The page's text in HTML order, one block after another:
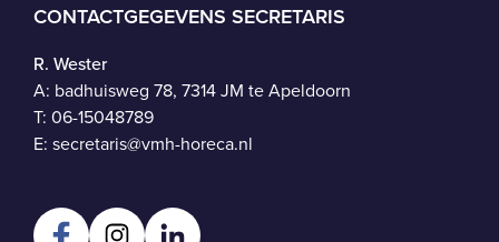
CONTACTGEGEVENS SECRETARIS
R. Wester
A: badhuisweg 78, 7314 JM te Apeldoorn
T: 06-15048789
E: secretaris@vmh-horeca.nl